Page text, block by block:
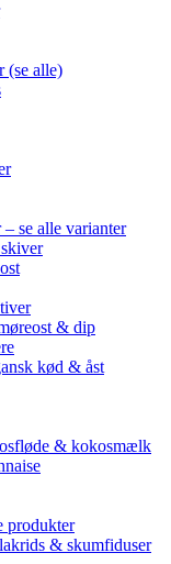
(se alle)
– se alle varianter
& dip
kød & åst
& kokosmælk
produkter
& skumfiduser